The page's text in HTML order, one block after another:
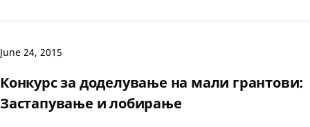
June 24, 2015
Конкурс за доделување на мали грантови:
Застапување и лобирање